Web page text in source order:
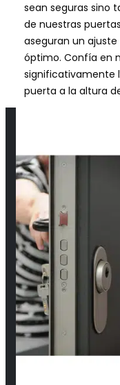
sean seguras sino
de nuestras
aseguran un
óptimo. Confía en
significativamente
puerta a la altura